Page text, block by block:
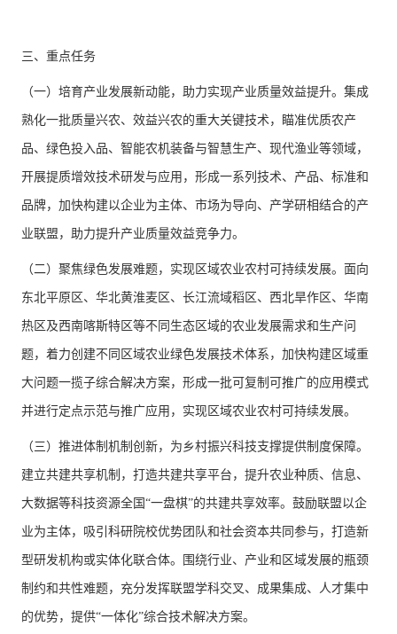
三、重点任务
（一）培育产业发展新动能，助力实现产业质量效益提升。集成
熟化一批质量兴农、效益兴农的重大关键技术，瞄准优质农产
品、绿色投入品、智能农机装备与智慧生产、现代渔业等领域，
开展提质增效技术研发与应用，形成一系列技术、产品、标准和
品牌，加快构建以企业为主体、市场为导向、产学研相结合的产
业联盟，助力提升产业质量效益竞争力。
（二）聚焦绿色发展难题，实现区域农业农村可持续发展。面向
东北平原区、华北黄淮麦区、长江流域稻区、西北旱作区、华南
热区及西南喀斯特区等不同生态区域的农业发展需求和生产问
题，着力创建不同区域农业绿色发展技术体系，加快构建区域重
大问题一揽子综合解决方案，形成一批可复制可推广的应用模式
并进行定点示范与推广应用，实现区域农业农村可持续发展。
（三）推进体制机制创新，为乡村振兴科技支撑提供制度保障。
建立共建共享机制，打造共建共享平台，提升农业种质、信息、
大数据等科技资源全国“一盘棋”的共建共享效率。鼓励联盟以企
业为主体，吸引科研院校优势团队和社会资本共同参与，打造新
型研发机构或实体化联合体。围绕行业、产业和区域发展的瓶颈
制约和共性难题，充分发挥联盟学科交叉、成果集成、人才集中
的优势，提供“一体化”综合技术解决方案。